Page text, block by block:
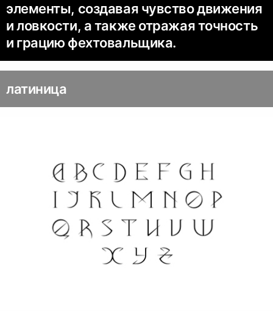
элементы, создавая чувство движения
и ловкости, а также отражая точность
и грацию фехтовальщика.
латиница